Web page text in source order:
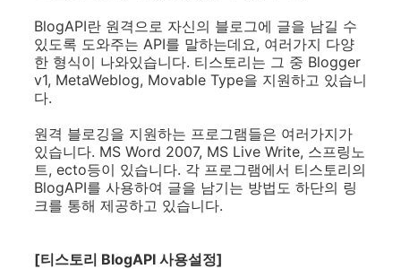
BlogAPI란 원격으로 자신의 블로그에 글을 남길 수
있도록 도와주는 API를 말하는데요, 여러가지 다양
한 형식이 나와있습니다. 티스토리는 그 중 Blogger
v1, MetaWeblog, Movable Type을 지원하고 있습니
다.
원격 블로깅을 지원하는 프로그램들은 여러가지가
있습니다. MS Word 2007, MS Live Write, 스프링노
트, ecto등이 있습니다. 각 프로그램에서 티스토리의
BlogAPI를 사용하여 글을 남기는 방법도 하단의 링
크를 통해 제공하고 있습니다.
[티스토리 BlogAPI 사용설정]